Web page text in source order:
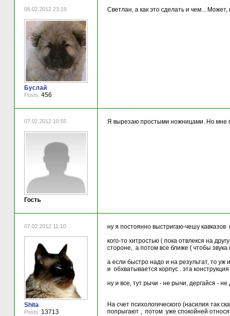
06.02.2012 23:19
Буслай
Posts: 456
Светлан, а как это сделать и чем... Может,
07.02.2012 10:55
Гость
Я вырезаю простыми ножницами. Но мне
07.02.2012 11:10
Shita
Posts: 13713
ну я постоянно выстригаю-чешу
кого-то хитростью ( пока отвлекся на
стороне, а потом все ближе ( чтобы
а если быстро надо и на результат, то
и обхватывается корпус . эта
ну и все, тут рычи - не рычи, дергайся -
На счет психологического (насилия так
попрыгают , потом уже спокойней